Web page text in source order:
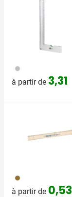
032
à partir de 3,31
945
à partir de 0,53